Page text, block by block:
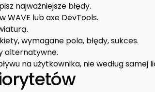
najważniejsze błędy.
WAVE lub axe DevTools.
wymagane pola, błędy, sukces.
alternatywne.
na użytkownika, nie według samej